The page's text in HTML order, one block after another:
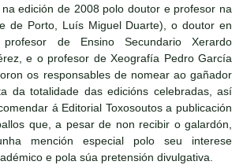
edición de 2008 polo doutor e profesor na
de Porto, Luís Miguel Duarte), o doutor en
de Ensino Secundario Xerardo
e o profesor de Xeografía Pedro García
os responsables de nomear ao gañador
da totalidade das edicións celebradas, así
á Editorial Toxosoutos a publicación
que, a pesar de non recibir o galardón,
mención especial polo seu interese
e pola súa pretensión divulgativa.